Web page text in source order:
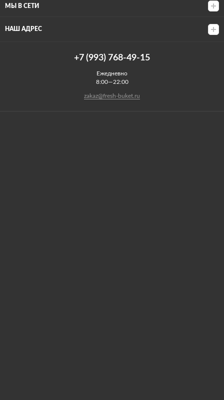
МЫ В СЕТИ
НАШ АДРЕС
+7 (993) 768-49-15
Ежедневно
8:00—22:00
zakaz@fresh-buket.ru